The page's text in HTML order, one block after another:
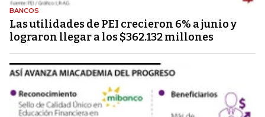
BANCOS
Las utilidades de PEI crecieron 6% a junio y
lograron llegar a los $362.132 millones